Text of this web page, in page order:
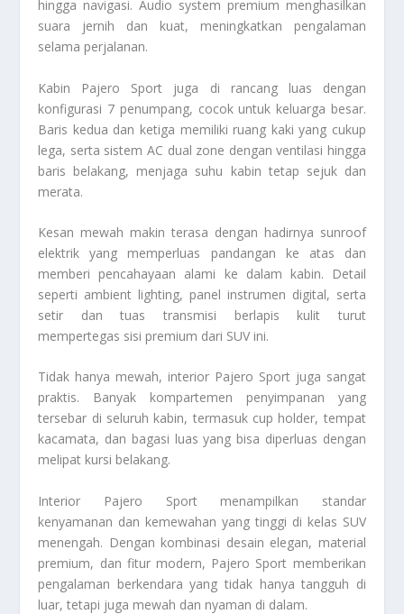
hingga navigasi. Audio system premium menghasilkan
suara jernih dan kuat, meningkatkan pengalaman
selama perjalanan.
Kabin Pajero Sport juga di rancang luas dengan
konfigurasi 7 penumpang, cocok untuk keluarga besar.
Baris kedua dan ketiga memiliki ruang kaki yang cukup
lega, serta sistem AC dual zone dengan ventilasi hingga
baris belakang, menjaga suhu kabin tetap sejuk dan
merata.
Kesan mewah makin terasa dengan hadirnya sunroof
elektrik yang memperluas pandangan ke atas dan
memberi pencahayaan alami ke dalam kabin. Detail
seperti ambient lighting, panel instrumen digital, serta
setir dan tuas transmisi berlapis kulit turut
mempertegas sisi premium dari SUV ini.
Tidak hanya mewah, interior Pajero Sport juga sangat
praktis. Banyak kompartemen penyimpanan yang
tersebar di seluruh kabin, termasuk cup holder, tempat
kacamata, dan bagasi luas yang bisa diperluas dengan
melipat kursi belakang.
Interior Pajero Sport menampilkan standar
kenyamanan dan kemewahan yang tinggi di kelas SUV
menengah. Dengan kombinasi desain elegan, material
premium, dan fitur modern, Pajero Sport memberikan
pengalaman berkendara yang tidak hanya tangguh di
luar, tetapi juga mewah dan nyaman di dalam.